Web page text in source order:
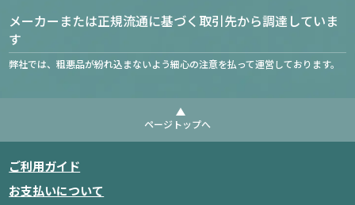
メーカーまたは正規流通に基づく取引先から調達していま
す
弊社では、粗悪品が紛れ込まないよう細心の注意を払って運営しております。
ページトップへ
ご利用ガイド
お支払いについて